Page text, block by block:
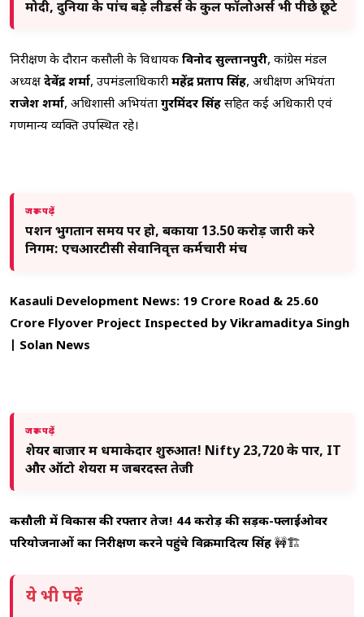
मोदी, दुनिया के पांच बड़े लीडर्स के कुल फॉलोअर्स भी पीछे छूटे
निरीक्षण के दौरान कसौली के विधायक विनोद सुल्तानपुरी, कांग्रेस मंडल
अध्यक्ष देवेंद्र शर्मा, उपमंडलाधिकारी महेंद्र प्रताप सिंह, अधीक्षण अभियंता
राजेश शर्मा, अधिशासी अभियंता गुरमिंदर सिंह सहित कई अधिकारी एवं
गणमान्य व्यक्ति उपस्थित रहे।
जरूर पढ़ें
पेंशन भुगतान समय पर हो, बकाया 13.50 करोड़ जारी करे
निगम: एचआरटीसी सेवानिवृत्त कर्मचारी मंच
Kasauli Development News: 19 Crore Road & 25.60
Crore Flyover Project Inspected by Vikramaditya Singh
| Solan News
जरूर पढ़ें
शेयर बाजार में धमाकेदार शुरुआत! Nifty 23,720 के पार, IT
और ऑटो शेयरों में जबरदस्त तेजी
कसौली में विकास की रफ्तार तेज! 44 करोड़ की सड़क-फ्लाईओवर
परियोजनाओं का निरीक्षण करने पहुंचे विक्रमादित्य सिंह 🚧🏗️
ये भी पढ़ें